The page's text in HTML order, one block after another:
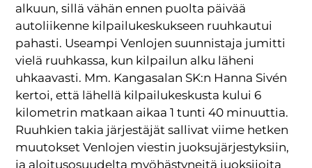
alkuun, sillä vähän ennen puolta päivää
autoliikenne kilpailukeskukseen ruuhkautui
pahasti. Useampi Venlojen suunnistaja jumitti
vielä ruuhkassa, kun kilpailun alku läheni
uhkaavasti. Mm. Kangasalan SK:n Hanna Sivén
kertoi, että lähellä kilpailukeskusta kului 6
kilometrin matkaan aikaa 1 tunti 40 minuuttia.
Ruuhkien takia järjestäjät sallivat viime hetken
muutokset Venlojen viestin juoksujärjestyksiin,
ja aloitusosuudelta myöhästyneitä juoksijoita